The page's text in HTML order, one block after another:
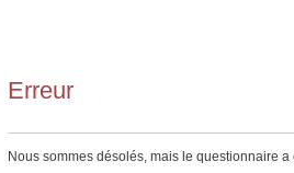
Erreur
Nous sommes désolés, mais le questionnaire